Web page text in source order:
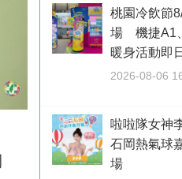
桃園冷飲節
場 機捷A1
暖身活動即
2026-08-06
啦啦隊女神
石岡熱氣球
場